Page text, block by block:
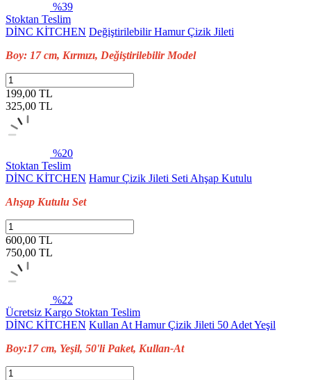
%39
Stoktan Teslim
DİNC KİTCHEN Değiştirilebilir Hamur Çizik Jileti
Boy: 17 cm, Kırmızı, Değiştirilebilir Model
199,00 TL
325,00 TL
%20
Stoktan Teslim
DİNC KİTCHEN Hamur Çizik Jileti Seti Ahşap Kutulu
Ahşap Kutulu Set
600,00 TL
750,00 TL
%22
Ücretsiz Kargo Stoktan Teslim
DİNC KİTCHEN Kullan At Hamur Çizik Jileti 50 Adet Yeşil
Boy:17 cm, Yeşil, 50'li Paket, Kullan-At